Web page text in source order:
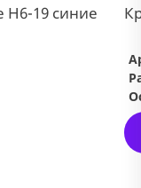
H6-19 синие